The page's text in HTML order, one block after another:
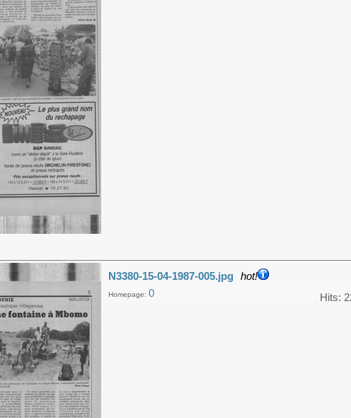
N3380-15-04-1987-005.jpg hot!
Hits:
Homepage: 0